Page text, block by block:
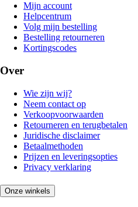
Mijn account
Helpcentrum
Volg mijn bestelling
Bestelling retourneren
Kortingscodes
Over
Wie zijn wij?
Neem contact op
Verkoopvoorwaarden
Retourneren en terugbetalen
Juridische disclaimer
Betaalmethoden
Prijzen en leveringsopties
Privacy verklaring
Onze winkels